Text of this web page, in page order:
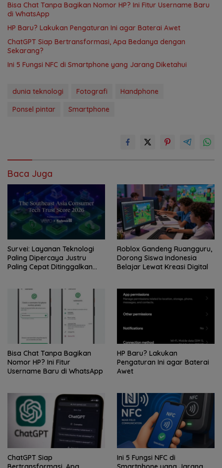
Bisa Chat Tanpa Bagikan Nomor HP? Ini Fitur Username Baru
di WhatsApp
HP Baru? Lakukan Pengaturan Ini agar Baterai Awet
ChatGPT Siap Bertransformasi, Apa Bedanya dengan
Sekarang?
Ini 5 Fungsi NFC di Smartphone yang Jarang Diketahui
dunia teknologi Fotografi
Handphone
Ponsel pintar
Smartphone
Baca Juga
Survei: Layanan Teknologi
Paling Dipercaya Justru
Paling Cepat Ditinggalkan
Roblox Gandeng Ruangguru,
Dorong Siswa Indonesia
Belajar Lewat Kreasi Digital
Bisa Chat Tanpa Bagikan
Nomor HP? Ini Fitur
Username Baru di WhatsApp
HP Baru? Lakukan
Pengaturan Ini agar Baterai
Awet
ChatGPT Siap
Ini 5 Fungsi NFC di